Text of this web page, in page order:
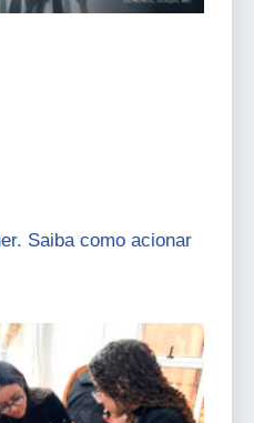
Saiba como acionar